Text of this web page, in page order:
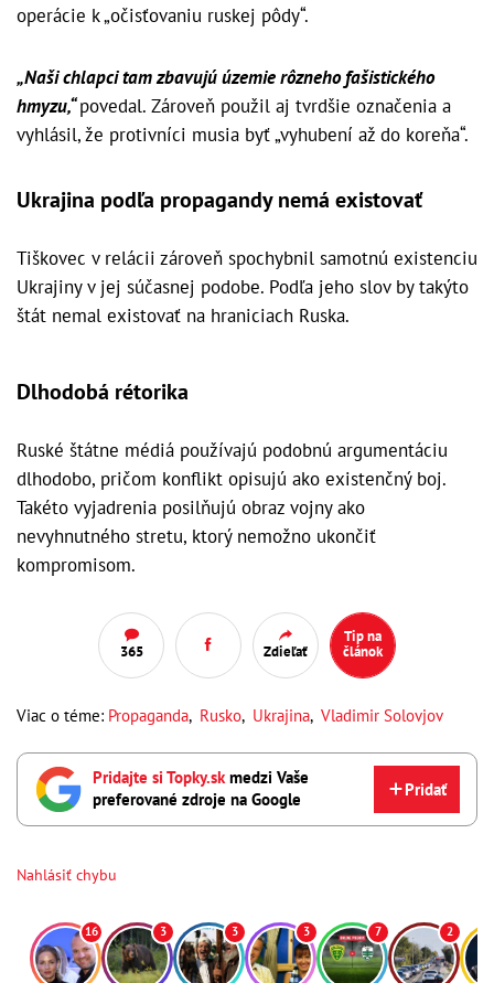
operácie k „očisťovaniu ruskej pôdy“.
„Naši chlapci tam zbavujú územie rôzneho fašistického
hmyzu,“povedal. Zároveň použil aj tvrdšie označenia a
vyhlásil, že protivníci musia byť „vyhubení až do koreňa“.
Ukrajina podľa propagandy nemá existovať
Tiškovec v relácii zároveň spochybnil samotnú existenciu
Ukrajiny v jej súčasnej podobe. Podľa jeho slov by takýto
štát nemal existovať na hraniciach Ruska.
Dlhodobá rétorika
Ruské štátne médiá používajú podobnú argumentáciu
dlhodobo, pričom konflikt opisujú ako existenčný boj.
Takéto vyjadrenia posilňujú obraz vojny ako
nevyhnutného stretu, ktorý nemožno ukončiť
kompromisom.
365 Zdieľať
Tip na
článok
Viac o téme: Propaganda, Rusko, Ukrajina, Vladimir Solovjov
Pridajte si Topky.skmedzi Vaše
preferované zdroje na Google
Pridať
Nahlásiť chybu
16 3 3 3 7 2